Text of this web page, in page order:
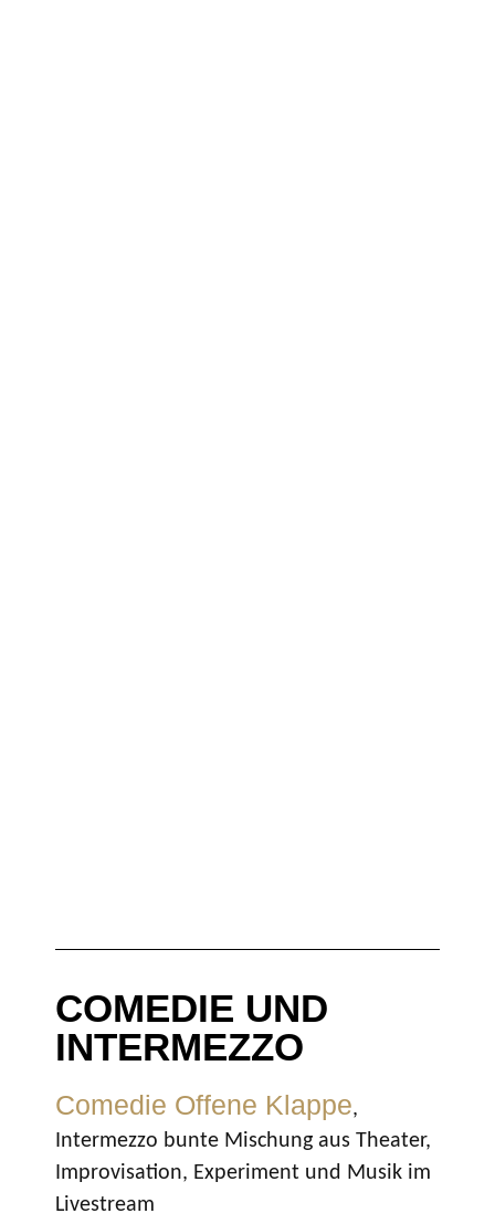
COMEDIE UND
INTERMEZZO
Comedie Offene Klappe,
Intermezzo bunte Mischung aus Theater,
Improvisation, Experiment und Musik im
Livestream